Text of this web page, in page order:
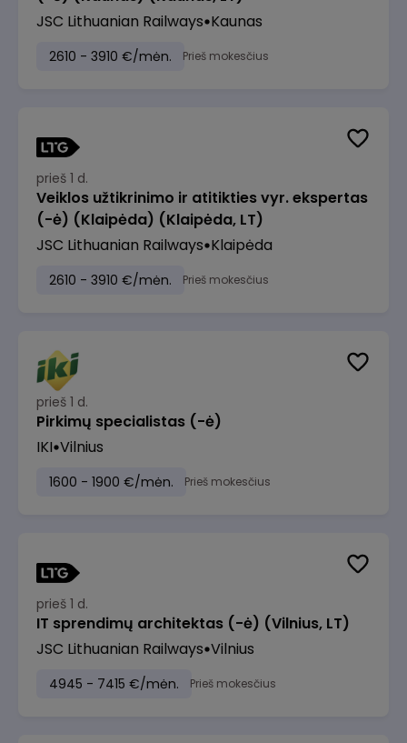
JSC Lithuanian Railways Kaunas
2610 - 3910 €/mėn. Prieš mokesčius
prieš 1 d.
Veiklos užtikrinimo ir atitikties vyr. ekspertas
(-ė) (Klaipėda) (Klaipėda, LT)
JSC Lithuanian Railways Klaipėda
2610 - 3910 €/mėn. Prieš mokesčius
prieš 1 d.
Pirkimų specialistas (-ė)
IKI Vilnius
1600 - 1900 €/mėn. Prieš mokesčius
prieš 1 d.
IT sprendimų architektas (-ė) (Vilnius, LT)
JSC Lithuanian Railways Vilnius
4945 - 7415 €/mėn. Prieš mokesčius